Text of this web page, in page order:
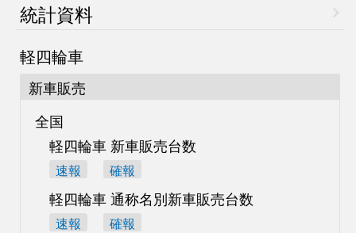
統計資料
軽四輪車
新車販売
全国
軽四輪車 新車販売台数
速報 確報
軽四輪車 通称名別新車販売台数
速報 確報